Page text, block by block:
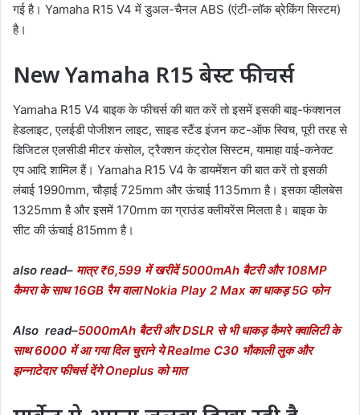
गई है। Yamaha R15 V4 में डुअल-चैनल ABS (एंटी-लॉक ब्रेकिंग सिस्टम)
है।
New Yamaha R15 बेस्ट फीचर्स
Yamaha R15 V4 बाइक के फीचर्स की बात करें तो इसमें इसकी बाइ-फंक्शनल
हेडलाइट, एलईडी पोजीशन लाइट, साइड स्टैंड इंजन कट-ऑफ स्विच, पूरी तरह से
डिजिटल एलसीडी मीटर कंसोल, ट्रैक्शन कंट्रोल सिस्टम, यामाहा वाई-कनेक्ट
एप आदि शामिल हैं। Yamaha R15 V4 के डायमेंशन की बात करें तो इसकी
लंबाई 1990mm, चौड़ाई 725mm और ऊंचाई 1135mm है। इसका व्हीलबेस
1325mm है और इसमें 170mm का ग्राउंड क्लीयरेंस मिलता है। बाइक के
सीट की ऊंचाई 815mm है।
also read– मात्र ₹6,599 में खरीदें 5000mAh बैटरी और 108MP
कैमरा के साथ 16GB रैम वाला Nokia Play 2 Max का धाकड़ 5G फोन
Also read–5000mAh बैटरी और DSLR से भी धाकड़ कैमरे क्वालिटी के
साथ 6000 में आ गया दिल चुराने ये Realme C30 भौकाली लुक और
झन्नाटेदार फीचर्स देंगे Oneplus को मात